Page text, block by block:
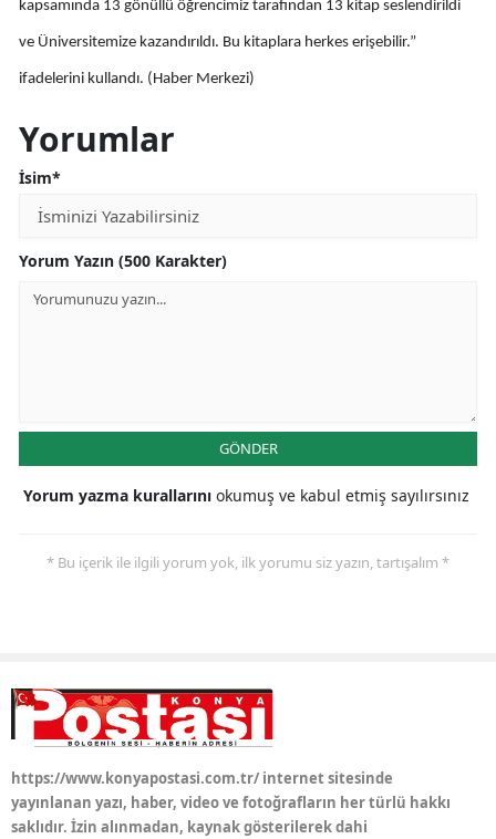
Mardin
Sinop
Şanlıurfa
Uşak
kapsamında 13 gönüllü öğrencimiz tarafından 13 kitap seslendirildi
ve Üniversitemize kazandırıldı. Bu kitaplara herkes erişebilir.”
ifadelerini kullandı. (Haber Merkezi)
Yorumlar
İsim*
Yorum Yazın (500 Karakter)
GÖNDER
Yorum yazma kurallarını okumuş ve kabul etmiş sayılırsınız
* Bu içerik ile ilgili yorum yok, ilk yorumu siz yazın, tartışalım *
https://www.konyapostasi.com.tr/ internet sitesinde
yayınlanan yazı, haber, video ve fotoğrafların her türlü hakkı
saklıdır. İzin alınmadan, kaynak gösterilerek dahi